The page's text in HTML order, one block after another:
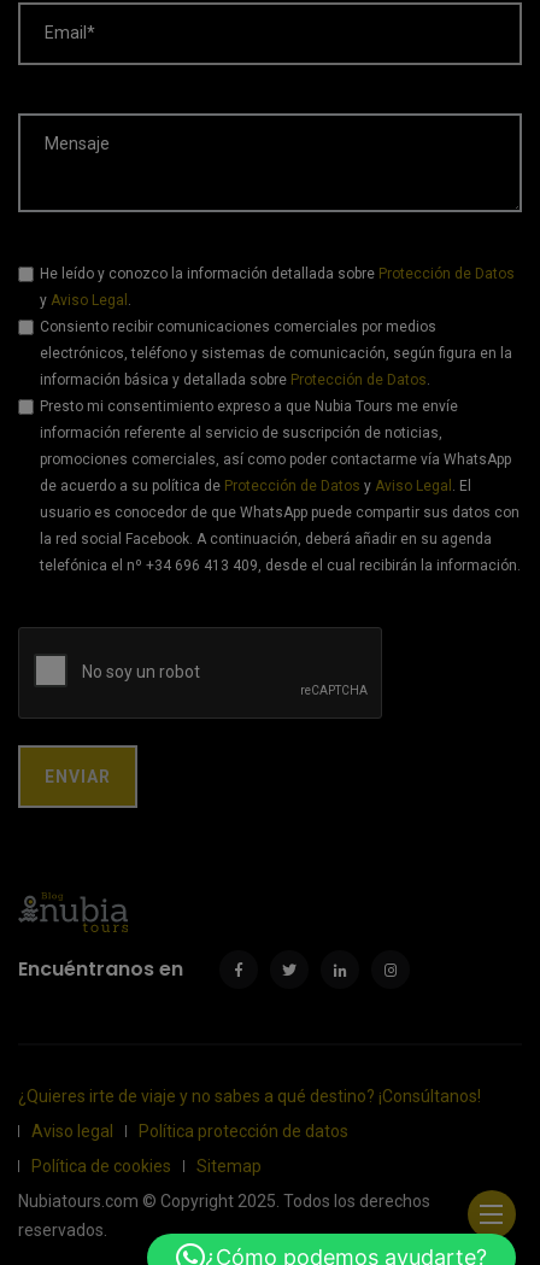
Email*
Mensaje
He leído y conozco la información detallada sobre Protección de Datos
y Aviso Legal
Consiento recibir comunicaciones comerciales por medios
electrónicos, teléfono y sistemas de comunicación, según figura en la
información básica y detallada sobre Protección de Datos
Presto mi consentimiento expreso a que Nubia Tours me envíe
información referente al servicio de suscripción de noticias,
promociones comerciales, así como poder contactarme vía WhatsApp
de acuerdo a su política de Protección de Datos y Aviso Legal
. El
usuario es conocedor de que WhatsApp puede compartir sus datos con
la red social Facebook. A continuación, deberá añadir en su agenda
telefónica el nº +34 696 413 409, desde el cual recibirán la información.
Encuéntranos en
¿Quieres irte de viaje y no sabes a qué destino? ¡Consúltanos!
Aviso legal
Política protección de datos
Política de cookies
Sitemap
Nubiatours.com © Copyright 2025. Todos los derechos
reservados.
¿Cómo podemos ayudarte?